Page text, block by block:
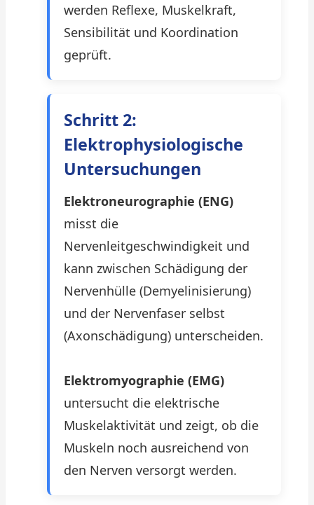
werden Reflexe, Muskelkraft,
Sensibilität und Koordination
geprüft.
Schritt 2:
Elektrophysiologische
Untersuchungen
Elektroneurographie (ENG)
misst die
Nervenleitgeschwindigkeit und
kann zwischen Schädigung der
Nervenhülle (Demyelinisierung)
und der Nervenfaser selbst
(Axonschädigung) unterscheiden.
Elektromyographie (EMG)
untersucht die elektrische
Muskelaktivität und zeigt, ob die
Muskeln noch ausreichend von
den Nerven versorgt werden.